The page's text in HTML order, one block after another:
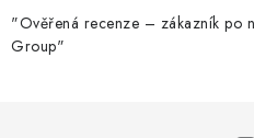
"Ověřená recenze – zákazník po
Group"